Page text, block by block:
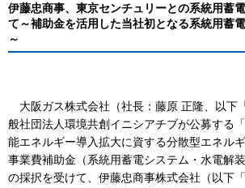
企業/グループについて
社会貢献
技術開発
伊藤忠商事、東京センチュリーとの系統用蓄
て～補助金を活用した当社初となる系統用蓄
～
大阪ガス株式会社（社長：藤原 正隆、以下
般社団法人環境共創イニシアチブが公募する
能エネルギー導入拡大に資する分散型エネル
事業費補助金（系統用蓄電システム・水電解
の採択を受けて、伊藤忠商事株式会社（以下